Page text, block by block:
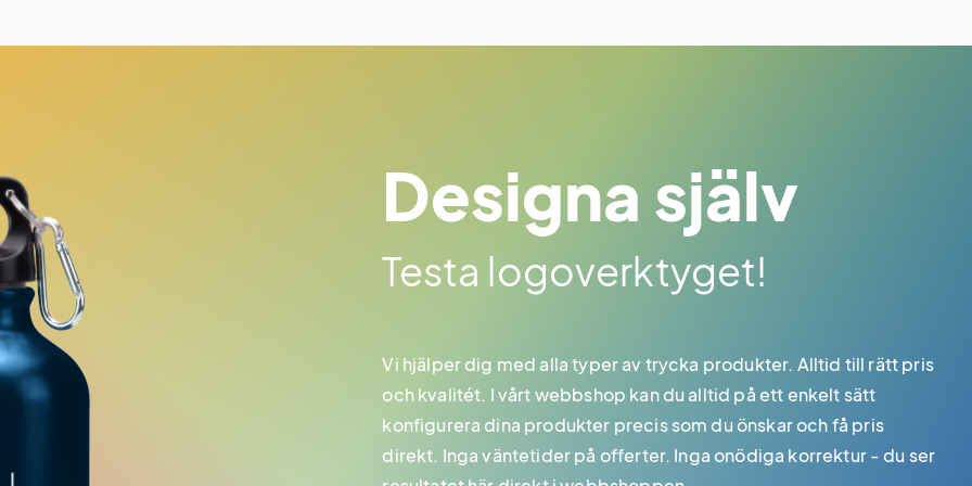
Designa själv
Testa logoverktyget!
Vi hjälper dig med alla typer av trycka produkter. Alltid till rätt pris
och kvalitét. I vårt webbshop kan du alltid på ett enkelt sätt
konfigurera dina produkter precis som du önskar och få pris
direkt. Inga väntetider på offerter. Inga onödiga korrektur - du ser